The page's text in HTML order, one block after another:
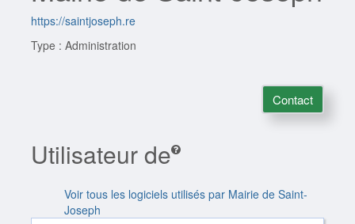
https://saintjoseph.re
Type : Administration
Contact
Utilisateur de
Voir tous les logiciels utilisés par Mairie de Saint-
Joseph